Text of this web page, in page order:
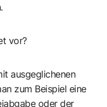
vor?
ausgeglichenen
zum Beispiel eine
oder der